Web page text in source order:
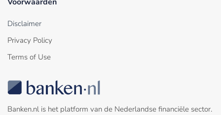
Disclaimer
Privacy Policy
Terms of Use
Banken.nl is het platform van de Nederlandse financiële sector.